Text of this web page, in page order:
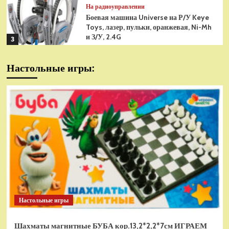
3
На радиоуправлении
Боевая машина Universe на Р/У Keye
Toys, лазер, пульки, оранжевая, Ni-Mh
и З/У, 2.4G
Радиоуправляемая модель
(HN1586)
На радиоуправлении
Р/У танк Taigen 1/16
Panzerkampfwagen III (Германия) HC
(для ИК танкового боя) V3 2.4G RTR,
TG3848-1HC-IR3.0
1
На радиоуправлении
Радиоуправляемый танк Torro
Sturmtiger Panzer 1к16
(TR1111700300)
Настольные игры:
Настольные игры
Шахматы магнитные БУБА кор.13,2*2,2*7см ИГРАЕМ